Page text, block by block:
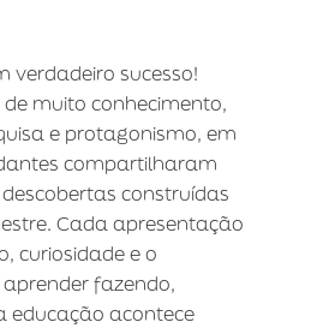
verdadeiro sucesso!
muito conhecimento,
e protagonismo, em
compartilharam
construídas
Cada apresentação
curiosidade e o
fazendo,
educação acontece